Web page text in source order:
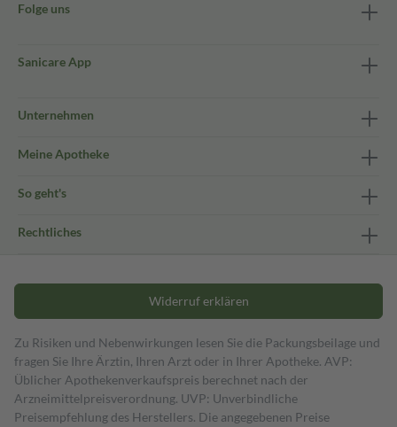
Folge uns
Sanicare App
Unternehmen
Meine Apotheke
So geht's
Rechtliches
Widerruf erklären
Zu Risiken und Nebenwirkungen lesen Sie die Packungsbeilage und
fragen Sie Ihre Ärztin, Ihren Arzt oder in Ihrer Apotheke. AVP:
Üblicher Apothekenverkaufspreis berechnet nach der
Arzneimittelpreisverordnung. UVP: Unverbindliche
Preisempfehlung des Herstellers. Die angegebenen Preise